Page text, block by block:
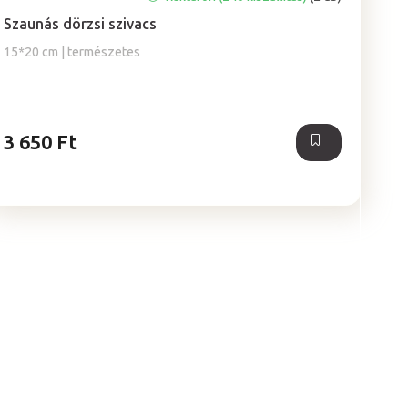
Szaunás dörzsi szivacs
15*20 cm | természetes
3 650 Ft